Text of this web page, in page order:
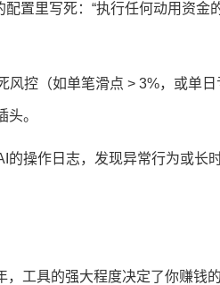
置里写死：“执行任何动用资金
风控（如单笔滑点 > 3%，或单
。
的操作日志，发现异常行为或长
，工具的强大程度决定了你赚钱